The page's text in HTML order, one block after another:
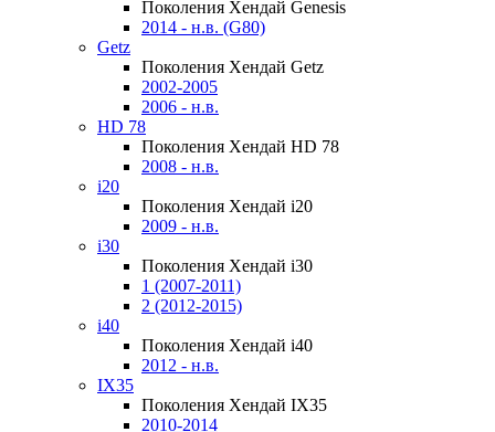
Поколения Хендай Genesis
2014 - н.в. (G80)
Getz
Поколения Хендай Getz
2002-2005
2006 - н.в.
HD 78
Поколения Хендай HD 78
2008 - н.в.
i20
Поколения Хендай i20
2009 - н.в.
i30
Поколения Хендай i30
1 (2007-2011)
2 (2012-2015)
i40
Поколения Хендай i40
2012 - н.в.
IX35
Поколения Хендай IX35
2010-2014